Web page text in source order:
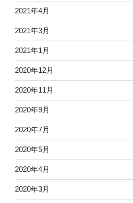
2021年4月
2021年3月
2021年1月
2020年12月
2020年11月
2020年9月
2020年7月
2020年5月
2020年4月
2020年3月